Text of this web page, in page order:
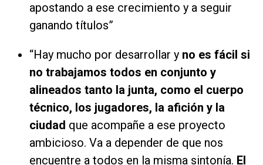
apostando a ese crecimiento y a seguir
ganando títulos”
“Hay mucho por desarrollar y no es fácil si
no trabajamos todos en conjunto y
alineados tanto la junta, como el cuerpo
técnico, los jugadores, la afición y la
ciudad que acompañe a ese proyecto
ambicioso. Va a depender de que nos
encuentre a todos en la misma sintonía. El